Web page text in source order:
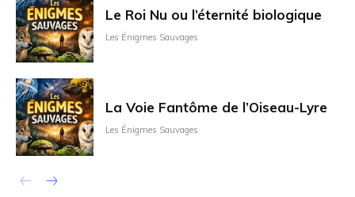
Le Roi Nu ou l’éternité biologique
Les Énigmes Sauvages
La Voie Fantôme de l’Oiseau-Lyre
Les Énigmes Sauvages